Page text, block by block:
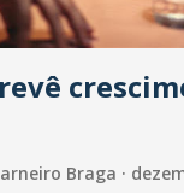
Braga